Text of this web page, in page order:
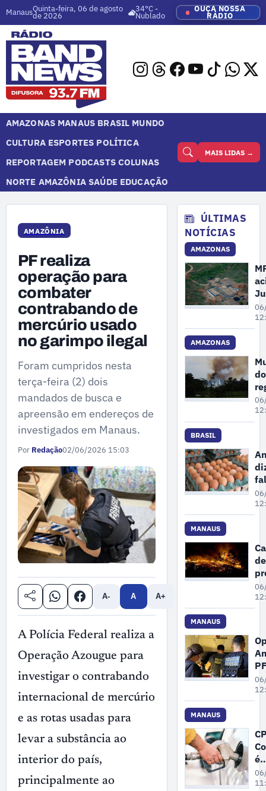
ManausQuinta-feira, 06 de agosto
de 2026
34°C -
Nublado
OUÇA NOSSA
RÁDIO
AMAZONAS MANAUS BRASIL MUNDO
CULTURA ESPORTES POLÍTICA
REPORTAGEM PODCASTS COLUNAS
NORTE AMAZÔNIA SAÚDE EDUCAÇÃO
MAIS LIDAS →
AMAZÔNIA
PF realiza
operação para
combater
contrabando de
mercúrio usado
no garimpo ilegal
Foram cumpridos nesta
terça-feira (2) dois
mandados de busca e
apreensão em endereços de
investigados em Manaus.
Por Redação02/06/2026 15:03
A- A A+
A Polícia Federal realiza a
Operação Azougue para
investigar o contrabando
internacional de mercúrio
e as rotas usadas para
levar a substância ao
interior do país,
principalmente ao
ÚLTIMAS
NOTÍCIAS
AMAZONAS
de
ao
AMAZONAS
BRASIL
MANAUS
de
a
é
MANAUS
PF
de
na
MANAUS
é